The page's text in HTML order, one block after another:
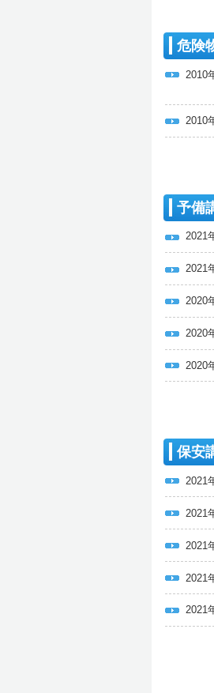
危険
2010
2010
予備
2021
2021
2020
2020
2020
保安
2021
2021
2021
2021
2021